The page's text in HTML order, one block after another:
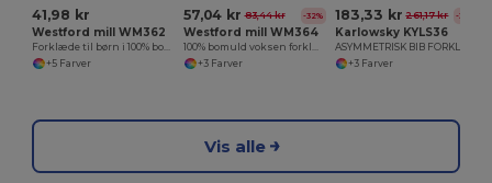
41,98 kr
Westford mill WM362
Forklæde til børn i 100% bomuld
+5 Farver
57,04 kr 83,44 kr -32%
Westford mill WM364
100% bomuld voksen forklæde
+3 Farver
183,33 kr 261,17 kr -30%
Karlowsky KYLS36
+3 Farver
Vis alle